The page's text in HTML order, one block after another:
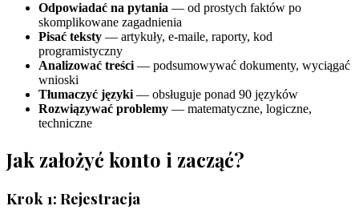
Odpowiadać na pytania — od prostych faktów po
skomplikowane zagadnienia
Pisać teksty — artykuły, e-maile, raporty, kod
programistyczny
Analizować treści— podsumowywać dokumenty, wyciągać
wnioski
Tłumaczyć języki— obsługuje ponad 90 języków
Rozwiązywać problemy — matematyczne, logiczne,
techniczne
Jak założyć konto i zacząć?
Krok 1: Rejestracja